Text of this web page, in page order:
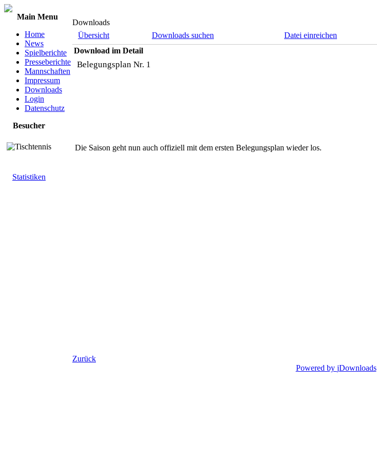
Main Menu
Home
News
Spielberichte
Presseberichte
Mannschaften
Impressum
Downloads
Login
Datenschutz
Besucher
Statistiken
Downloads
Übersicht
Downloads suchen Datei einreichen
Download im Detail
Belegungsplan Nr. 1
Die Saison geht nun auch offiziell mit dem ersten Belegungsplan wieder los.
Zurück
Powered by jDownloads